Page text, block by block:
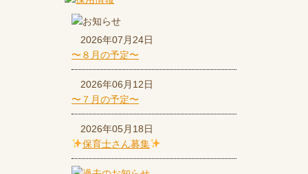
2026年07月24日
〜８月の予定〜
2026年06月12日
〜７月の予定〜
2026年05月18日
保育士さん募集